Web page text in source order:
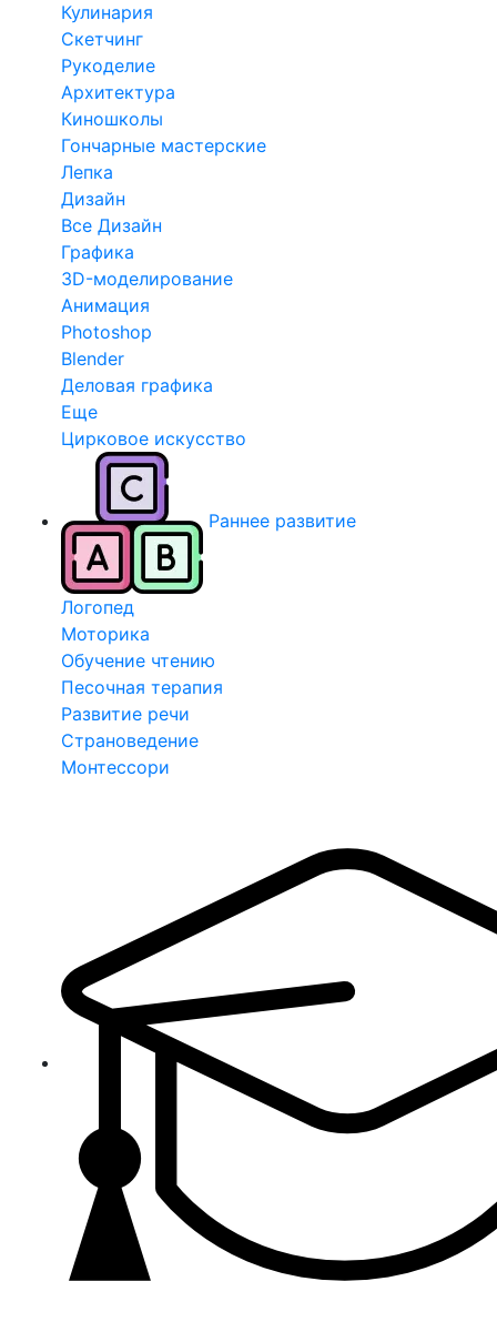
Кулинария
Скетчинг
Рукоделие
Архитектура
Киношколы
Гончарные мастерские
Лепка
Дизайн
Все Дизайн
Графика
3D-моделирование
Анимация
Photoshop
Blender
Деловая графика
Еще
Цирковое искусство
Раннее развитие
Логопед
Моторика
Обучение чтению
Песочная терапия
Развитие речи
Страноведение
Монтессори